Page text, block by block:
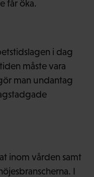
får öka.
i dag
måste vara
man undantag
inom vården samt
I